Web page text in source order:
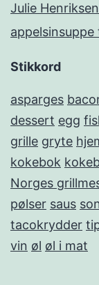
Julie Henriksen
appelsinsuppe
Stikkord
asparges
dessert egg
grille gryte
kokebok
Norges
pølser saus
tacokrydder
vin øl øl i mat